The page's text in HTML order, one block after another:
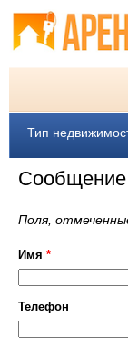
Тип
Поля,
Имя *
Телефон